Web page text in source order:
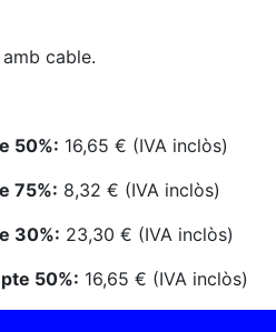
cable.
50%: 16,65 € (IVA inclòs)
75%: 8,32 € (IVA inclòs)
30%: 23,30 € (IVA inclòs)
50%: 16,65 € (IVA inclòs)